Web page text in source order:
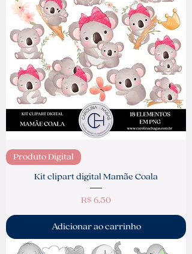
Produto Digital
Kit clipart digital Mamãe Coala
Preço
R$ 6,50
Adicionar ao carrinho